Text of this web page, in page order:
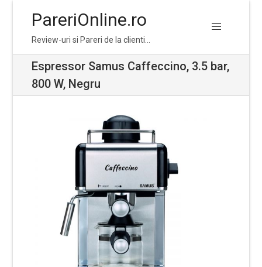
navigation
content
PareriOnline.ro
Review-uri si Pareri de la clienti…
Espressor Samus Caffeccino, 3.5 bar,
800 W, Negru